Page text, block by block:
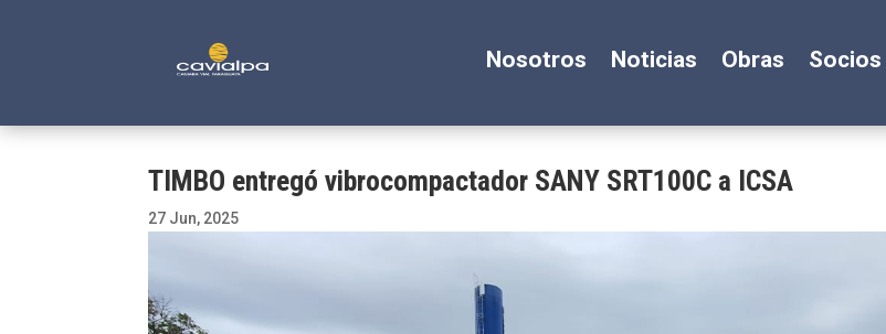
Nosotros Noticias Obras Socios
TIMBO entregó vibrocompactador SANY SRT100C a ICSA
27 Jun, 2025